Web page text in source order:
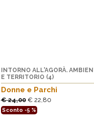
INTORNO ALL'AGORÀ.
E TERRITORIO (4)
Donne e Parchi
€ 24,00 € 22,80
Sconto -5 %